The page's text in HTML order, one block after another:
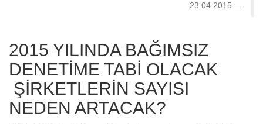
23.04.2015
2015 YILINDA BAĞIMSIZ
DENETİME TABİ OLACAK
ŞİRKETLERİN SAYISI
NEDEN ARTACAK?